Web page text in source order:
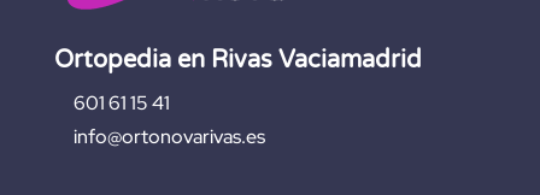
Ortopedia en Rivas Vaciamadrid
601 61 15 41
info@ortonovarivas.es